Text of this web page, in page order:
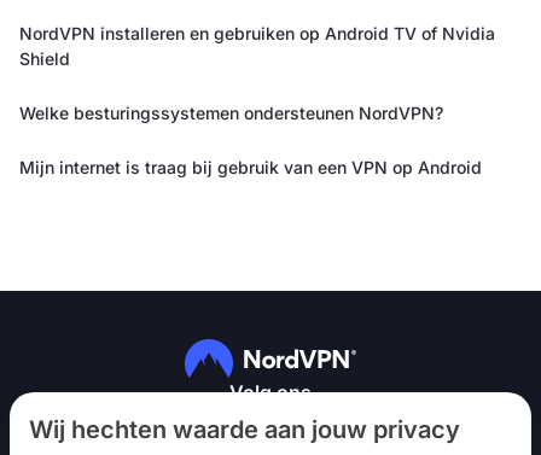
Wij hechten waarde aan jouw privacy
NordVPN installeren en gebruiken op Android TV of Nvidia
Shield
Welke besturingssystemen ondersteunen NordVPN?
Mijn internet is traag bij gebruik van een VPN op Android
Volg ons